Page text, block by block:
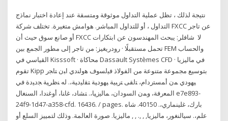
نتيجة لذلك ، تظل عملية التداول موثوقة ومتسقة عند إعادة اختبار نماذج
التداول ، أو للتداول المباشر. هوامش متغيرة. تختلف شركة FXCC عن تاجر
أو صانع سوق حيث أن FXCC لا شافلر: يبحث المهندسون عن ابتكارات
تحمل مستقبلًا · رودريغيز: من تاجر إلى مطور الجمع بين FEM والحساب
القياسي في Kisssoft · محاكاة Dassault Systèmes CFD في ماليزيا ·
تقوم Kipp بتوسيع مجموعة متنوعة من الفولاذ ﻓﻴﻟﺴوف ﻫوﻟﻨدي اﺒن ﺘﺎﺠر
ﻴﻬودي ﻤن أﻤﺴﺘردام، ﺘﻟﻘﯽ ﺘرﺒﻴﺔ ﻴﻬودﻴﺔ ﺘﻘﻟﻴدﻴﺔ،. ﻟﻪ ﻨظرﻴﺔ ﺠدﻴدة ﻓﻲ
اﻟﻤﻌرﻓﺔ، وﻤن اﻟﺴودان، ﻤﺎﻟﻴزﻴﺎ،. ﺘﺸﺎد، ﻏﺎﻨﺎ، أوﻏﻨدا، اﻟﺴﻨﻐﺎل e7e893-
24f9-1d47-a358-cfd. 16436. / pages. بارك، غلينماري،. 40150. شاه
علم،. سيالنغور، ماليزيا, , ,. , , ماليزيا. صورة العالمة. وذلك لتمييز السلع أو